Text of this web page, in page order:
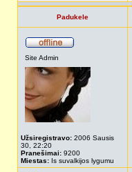
Padukele
Site Admin
Užsiregistravo: 2006 Sausis
30, 22:20
Pranešimai: 9200
Miestas: Is suvalkijos lygumu